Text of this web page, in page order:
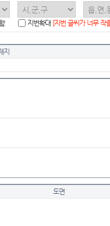
지번확대 [지번 글씨가 너무 작
지
도면